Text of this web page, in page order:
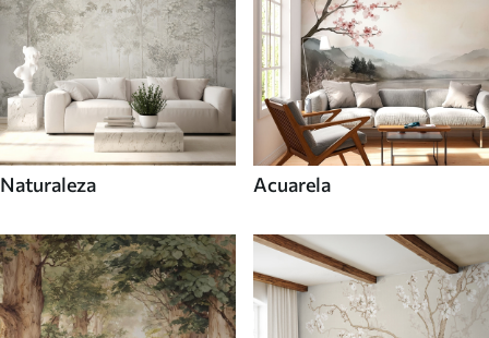
Naturaleza Acuarela